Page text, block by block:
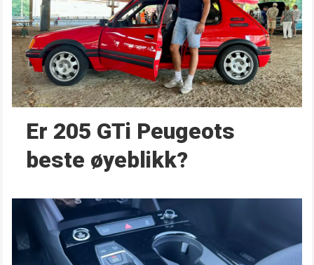
Er 205 GTi Peugeots
beste øyeblikk?